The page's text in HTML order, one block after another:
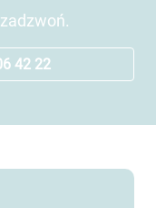
42 22